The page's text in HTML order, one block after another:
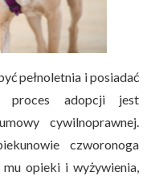
pełnoletnia i posiadać
proces adopcji jest
cywilnoprawnej.
czworonoga
opieki i wyżywienia,